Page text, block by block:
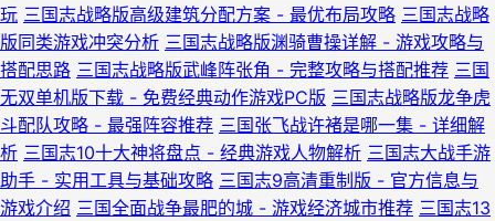
玩 三国志战略版高级建筑分配方案 - 最优布局攻略 三国志战略
版同类游戏冲突分析 三国志战略版渊骑曹操详解 - 游戏攻略与
搭配思路 三国志战略版武峰阵张角 - 完整攻略与搭配推荐 三国
无双单机版下载 - 免费经典动作游戏PC版 三国志战略版龙争虎
斗配队攻略 - 最强阵容推荐 三国张飞战许褚是哪一集 - 详细解
析 三国志10十大神将盘点 - 经典游戏人物解析 三国志大战手游
助手 - 实用工具与基础攻略 三国志9高清重制版 - 官方信息与
游戏介绍 三国全面战争最肥的城 - 游戏经济城市推荐 三国志13